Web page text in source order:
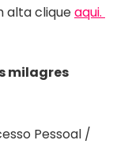
alta cliqueaqui.
milagres
Pessoal /